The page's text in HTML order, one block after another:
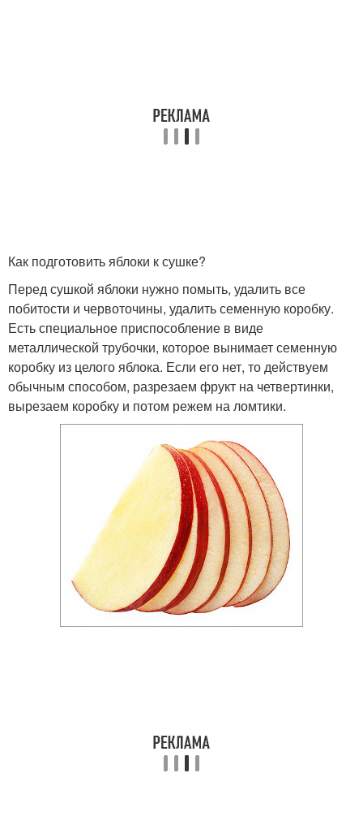
Как подготовить яблоки к сушке?
Перед сушкой яблоки нужно помыть, удалить все
побитости и червоточины, удалить семенную коробку.
Есть специальное приспособление в виде
металлической трубочки, которое вынимает семенную
коробку из целого яблока. Если его нет, то действуем
обычным способом, разрезаем фрукт на четвертинки,
вырезаем коробку и потом режем на ломтики.